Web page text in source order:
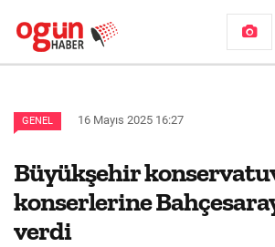
GENEL 16 Mayıs 2025 16:27
Büyükşehir
konserlerine
verdi